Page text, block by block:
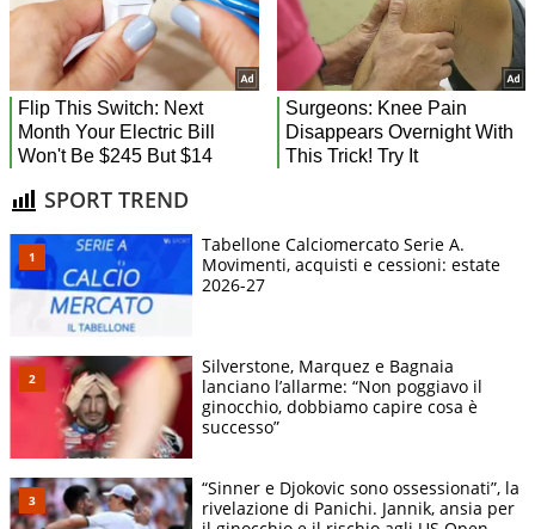
SPORT TREND
Tabellone Calciomercato Serie A.
Movimenti, acquisti e cessioni: estate
2026-27
Silverstone, Marquez e Bagnaia
lanciano l’allarme: “Non poggiavo il
ginocchio, dobbiamo capire cosa è
successo”
“Sinner e Djokovic sono ossessionati”, la
rivelazione di Panichi. Jannik, ansia per